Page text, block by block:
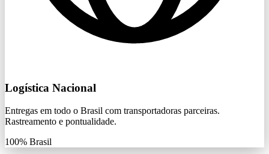
Logística Nacional
Entregas em todo o Brasil com transportadoras parceiras.
Rastreamento e pontualidade.
100% Brasil